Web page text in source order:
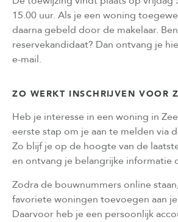
15.00 uur. Als je een woning
daarna gebeld door de makelaar.
reservekandidaat? Dan ontvang je
e-mail.
ZO WERKT INSCHRIJVEN VOOR
Heb je interesse in een woning in
eerste stap om je aan te melden via
Zo blijf je op de hoogte van de
en ontvang je belangrijke informatie
Zodra de bouwnummers online
favoriete woningen toevoegen aan
Daarvoor heb je een persoonlijk